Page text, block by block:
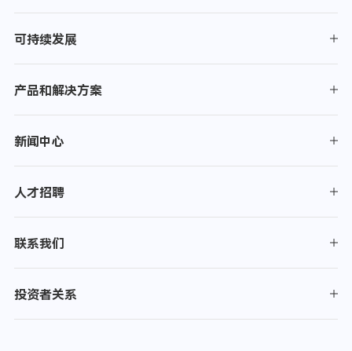
可持续发展
产品和解决方案
新闻中心
人才招聘
联系我们
投资者关系